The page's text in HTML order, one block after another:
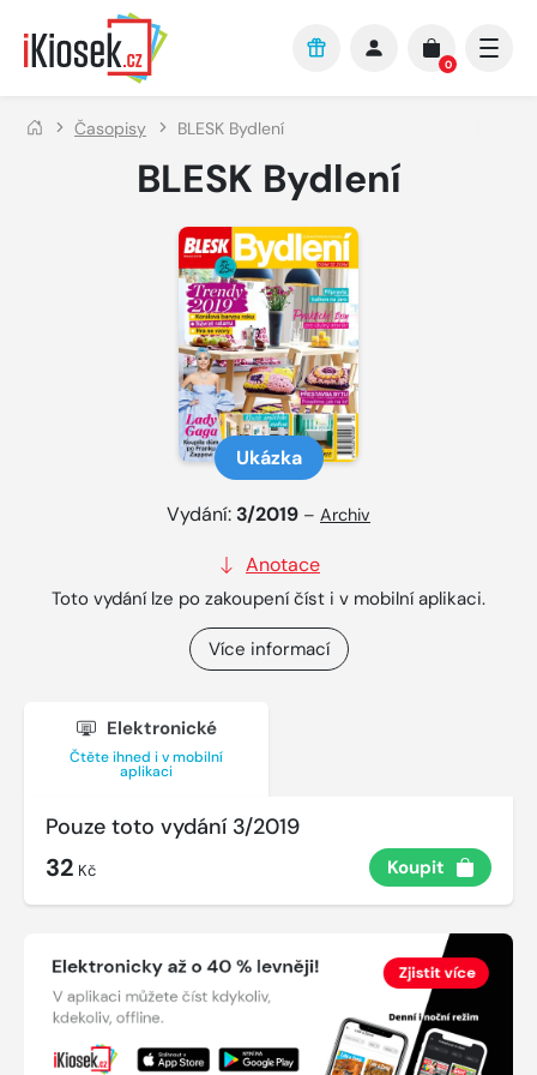
Přejít na hlavní obsah
0
Časopisy BLESK Bydlení
BLESK Bydlení
Ukázka
Vydání: 3/2019 – Archiv
Anotace
Toto vydání lze po zakoupení číst i v mobilní aplikaci.
Více informací
Elektronické
Čtěte ihned i v mobilní
aplikaci
Pouze toto vydání 3/2019
32 Kč Koupit